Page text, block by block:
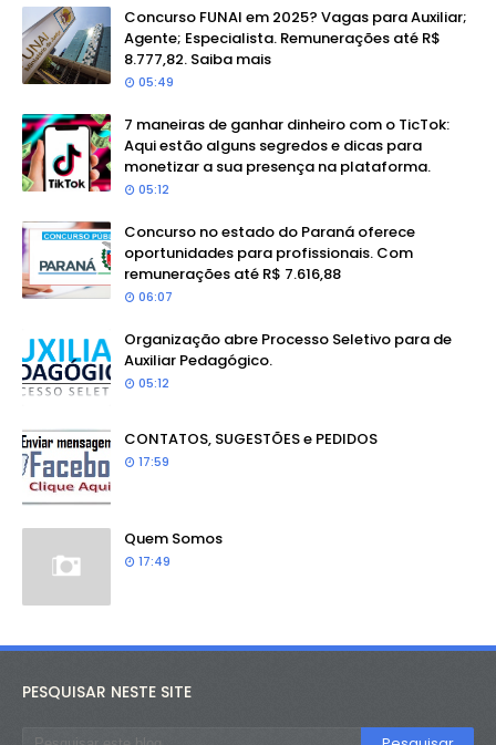
Concurso FUNAI em 2025? Vagas para Auxiliar;
Agente; Especialista. Remunerações até R$
8.777,82. Saiba mais
05:49
7 maneiras de ganhar dinheiro com o TicTok:
Aqui estão alguns segredos e dicas para
monetizar a sua presença na plataforma.
05:12
Concurso no estado do Paraná oferece
oportunidades para profissionais. Com
remunerações até R$ 7.616,88
06:07
Organização abre Processo Seletivo para de
Auxiliar Pedagógico.
05:12
CONTATOS, SUGESTÕES e PEDIDOS
17:59
Quem Somos
17:49
PESQUISAR NESTE SITE